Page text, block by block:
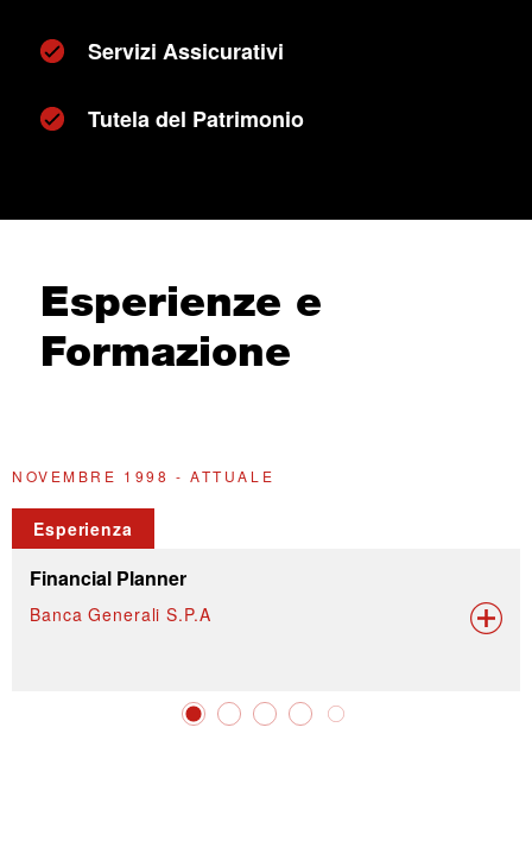
Servizi Assicurativi
Tutela del Patrimonio
Esperienze e
Formazione
NOVEMBRE 1998 - ATTUALE
Esperienza
Financial Planner
Banca Generali S.P.A